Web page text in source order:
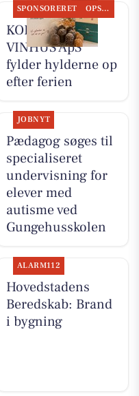
SPONSORERET OPSLAGSTAVLEN
KOKKENS
VINHUS ApS
fylder hylderne op
efter ferien
JOBNYT
Pædagog søges til
specialiseret
undervisning for
elever med
autisme ved
Gungehusskolen
ALARM112
Hovedstadens
Beredskab: Brand
i bygning